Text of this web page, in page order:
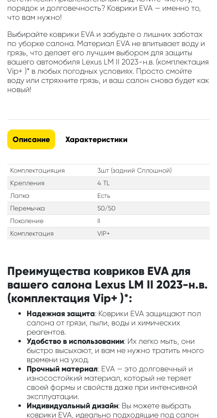
порядок и долговечность? Коврики EVA — именно то,
что вам нужно!
Выбирайте коврики EVA и забудьте о лишних заботах
по уборке салона. Материал EVA не впитывает воду и
грязь, что делает его лучшим выбором для защиты
вашего автомобиля Lexus LM II 2023-н.в. (комплектация
Vip+ )* в любых погодных условиях. Просто смойте
воду или стряхните грязь, и ваш салон снова будет как
новый!
Описание Характеристики
Комплектацияция
3шт (задний Сплошной)
Крепления
4 TL
Лапка
Есть
Перемычка
50/50
Поколение
II
Комплектация
VIP+
Преимущества ковриков EVA для
вашего салона Lexus LM II 2023-н.в.
(комплектация Vip+ )*:
Надежная защита: Коврики EVA защищают пол
салона от грязи, пыли, воды и химических
реагентов.
Удобство в использовании: Их легко мыть, они
быстро высыхают, и вам не нужно тратить много
времени на уход.
Прочный материал: EVA — это долговечный и
износостойкий материал, который не теряет
своей формы и свойств даже при интенсивной
эксплуатации.
Индивидуальный дизайн: Вы можете выбрать
коврики EVA, идеально подходящие под салон